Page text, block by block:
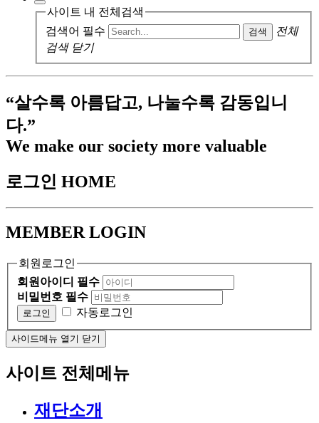
사이트 내 전체검색
검색어 필수
검색
전체
검색 닫기
“살수록 아름답고, 나눌수록 감동입니
다.”
We make our society more valuable
로그인 HOME
MEMBER LOGIN
회원로그인
회원아이디 필수
비밀번호 필수
자동로그인
사이드메뉴 열기 닫기
사이트 전체메뉴
재단소개